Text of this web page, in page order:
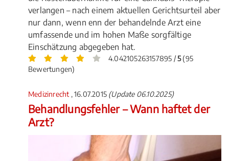
verlangen – nach einem aktuellen Gerichtsurteil aber
nur dann, wenn enn der behandelnde Arzt eine
umfassende und im hohen Maße sorgfältige
Einschätzung abgegeben hat.
4.042105263157895 /5(95
Bewertungen)
Medizinrecht , 16.07.2015 (Update 06.10.2025)
Behandlungsfehler – Wann haftet der
Arzt?